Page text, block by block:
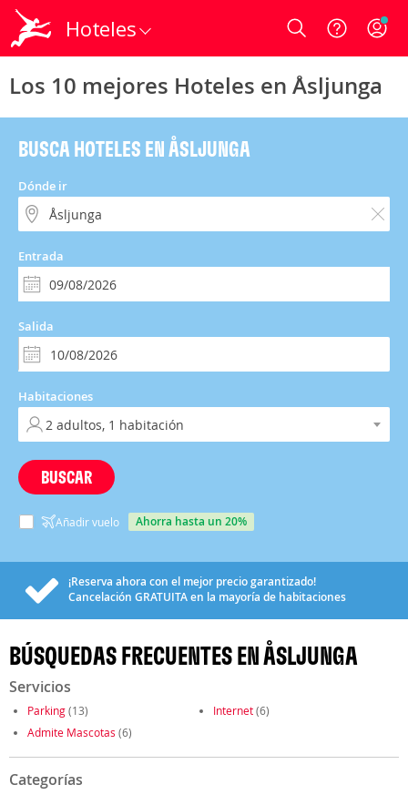
Hoteles Login
Los 10 mejores Hoteles en Åsljunga
BUSCA HOTELES EN ÅSLJUNGA
Dónde ir
Entrada
Salida
Habitaciones
BUSCAR
Añadir vuelo ahorra hasta un 20%
¡Reserva ahora con el mejor precio garantizado!
Cancelación GRATUITAen la mayoría de habitaciones
BÚSQUEDAS FRECUENTES EN ÅSLJUNGA
Servicios
Parking(13) Internet(6)
Admite Mascotas (6)
Categorías